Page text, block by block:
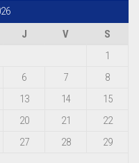
J V
S
1
6 7
8
13 14
15
20 21
22
27 28
29